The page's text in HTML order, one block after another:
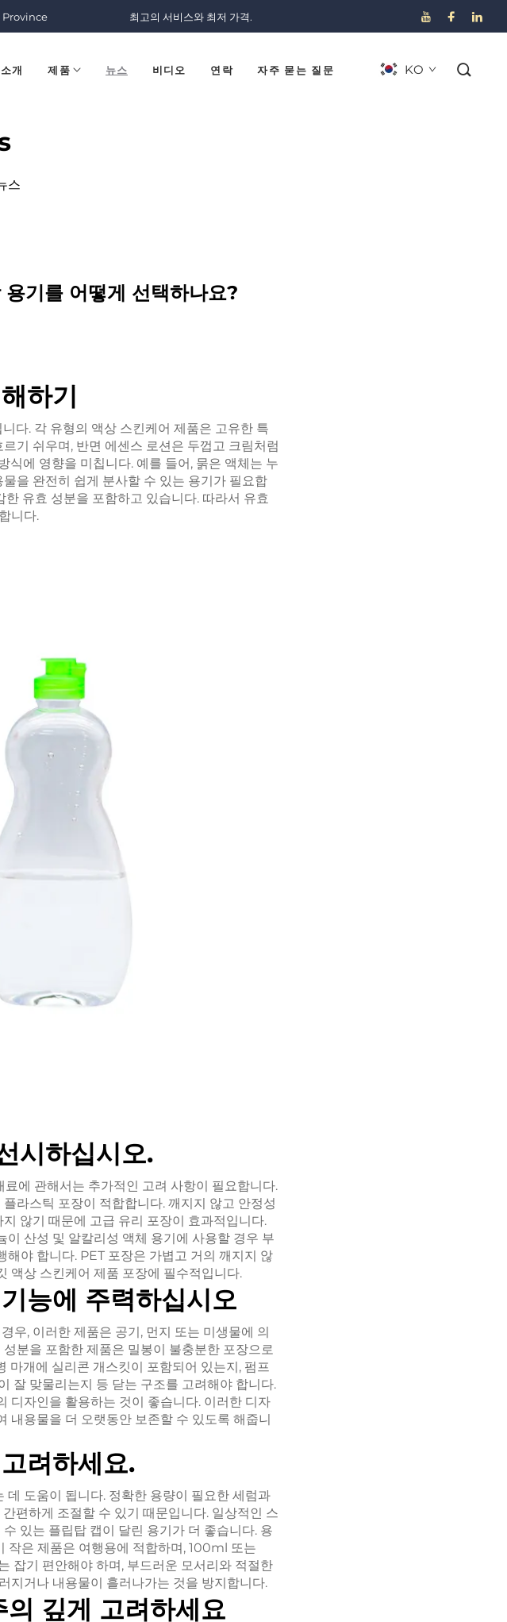
Province 최고의 서비스와 최저 가격.
개 제품 뉴스 비디오 연락 자주 묻는 질문 KO
스
기를 어떻게 선택하나요?
하기
다. 각 유형의 액상 스킨케어 제품은 고유한 특
기 쉬우며, 반면 에센스 로션은 두껍고 크림처럼
식에 영향을 미칩니다. 예를 들어, 묽은 액체는 누
을 완전히 쉽게 분사할 수 있는 용기가 필요합
유효 성분을 포함하고 있습니다. 따라서 유효
니다.
시하십시오.
에 관해서는 추가적인 고려 사항이 필요합니다.
라스틱 포장이 적합합니다. 깨지지 않고 안정성
않기 때문에 고급 유리 포장이 효과적입니다.
산성 및 알칼리성 액체 용기에 사용할 경우 부
야 합니다. PET 포장은 가볍고 거의 깨지지 않
액상 스킨케어 제품 포장에 필수적입니다.
능에 주력하십시오
우, 이러한 제품은 공기, 먼지 또는 미생물에 의
분을 포함한 제품은 밀봉이 불충분한 포장으로
마개에 실리콘 개스킷이 포함되어 있는지, 펌프
잘 맞물리는지 등 닫는 구조를 고려해야 합니다.
디자인을 활용하는 것이 좋습니다. 이러한 디자
내용물을 더 오랫동안 보존할 수 있도록 해줍니
려하세요.
도움이 됩니다. 정확한 용량이 필요한 세럼과
편하게 조절할 수 있기 때문입니다. 일상적인 스
있는 플립탑 캡이 달린 용기가 더 좋습니다. 용
작은 제품은 여행용에 적합하며, 100ml 또는
잡기 편안해야 하며, 부드러운 모서리와 적절한
지거나 내용물이 흘러나가는 것을 방지합니다.
깊게 고려하세요